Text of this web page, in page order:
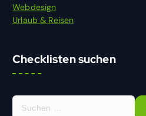
Webdesign
Urlaub & Reisen
Checklisten suchen
S